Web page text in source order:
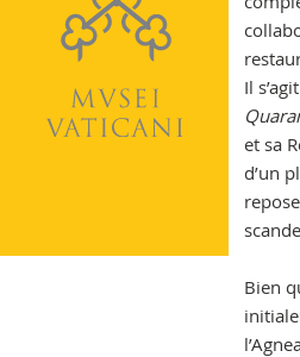
Il
et sa
d’un
Bien